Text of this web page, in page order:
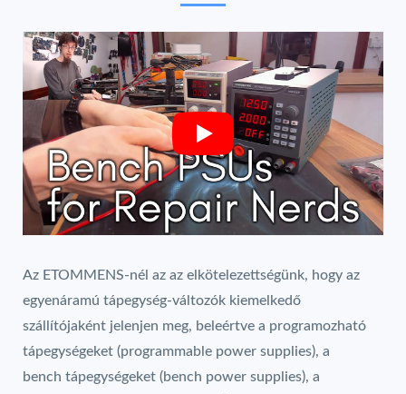
Az ETOMMENS-nél az az elkötelezettségünk, hogy az
egyenáramú tápegység-változók kiemelkedő
szállítójaként jelenjen meg, beleértve a programozható
tápegységeket (programmable power supplies), a
bench tápegységeket (bench power supplies), a